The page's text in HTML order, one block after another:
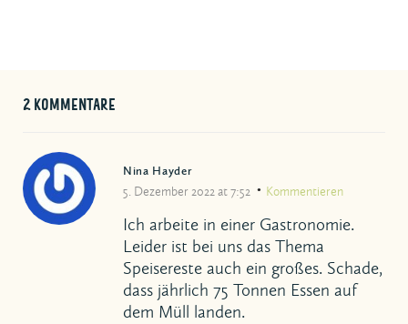
2 KOMMENTARE
Nina Hayder
5. Dezember 2022 at 7:52
Kommentieren
Ich arbeite in einer Gastronomie.
Leider ist bei uns das Thema
Speisereste auch ein großes. Schade,
dass jährlich 75 Tonnen Essen auf
dem Müll landen.